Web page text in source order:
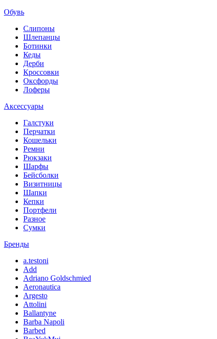
Обувь
Слипоны
Шлепанцы
Ботинки
Кеды
Дерби
Кроссовки
Оксфорды
Лоферы
Аксессуары
Галстуки
Перчатки
Кошельки
Ремни
Рюкзаки
Шарфы
Бейсболки
Визитницы
Шапки
Кепки
Портфели
Разное
Сумки
Бренды
a.testoni
Add
Adriano Goldschmied
Aeronautica
Argesto
Attolini
Ballantyne
Barba Napoli
Barbed